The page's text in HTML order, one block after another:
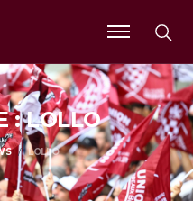
Ouvrir
le
menu
: LOLLO
LOLLO